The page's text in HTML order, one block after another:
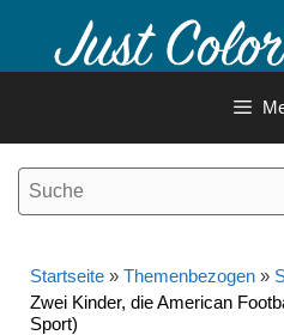
Inhalt
Startseite » Themenbezogen »
Zwei Kinder, die American
Sport)